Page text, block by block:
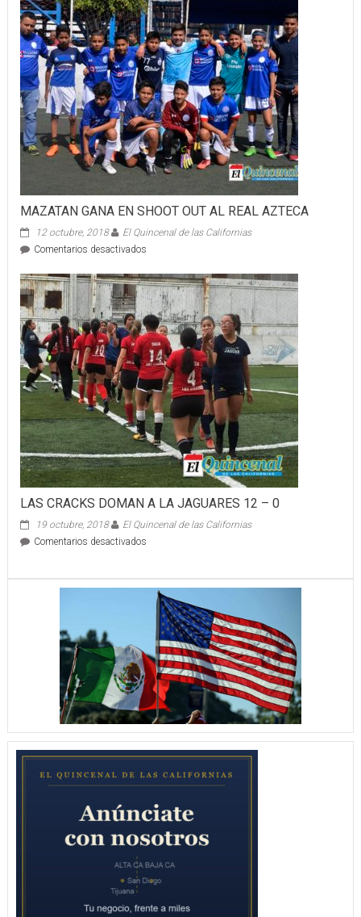
confíe
en
nosotras
porque
vamos
a
llegar
al
Mundial
y
seremos
Campeonas”:
Fong
MAZATAN GANA EN SHOOT OUT AL REAL AZTECA
12 octubre, 2018
El Quincenal de las Californias
Comentarios desactivadosen
GANA
EN
SHOOT
OUT
AL
REAL
AZTECA
LAS CRACKS DOMAN A LA JAGUARES 12 – 0
19 octubre, 2018
El Quincenal de las Californias
Comentarios desactivadosen
JAGUARES
12
–
0